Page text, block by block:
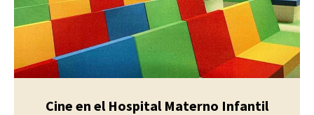
Cine en el Hospital Materno Infantil